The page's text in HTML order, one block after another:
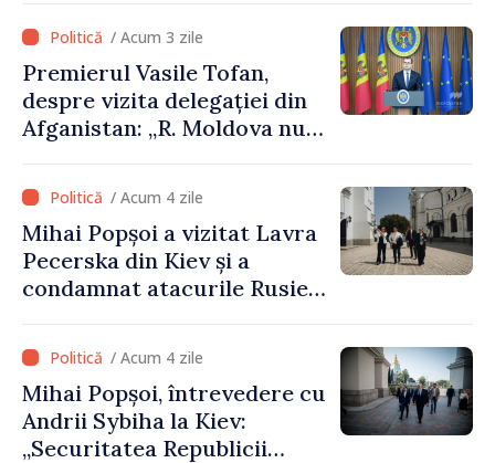
/ Acum 3 zile
Premierul Vasile Tofan,
despre vizita delegației din
Afganistan: „R. Moldova nu
talibană. Aprobarea acestei
vizite a fost o eroare de
evaluare și de coordonare
instituțională”
/ Acum 4 zile
Mihai Popșoi a vizitat Lavra
Pecerska din Kiev și a
condamnat atacurile Rusiei
cultural al Ucrainei
/ Acum 4 zile
Mihai Popșoi, întrevedere cu
Andrii Sybiha la Kiev:
„Securitatea Republicii